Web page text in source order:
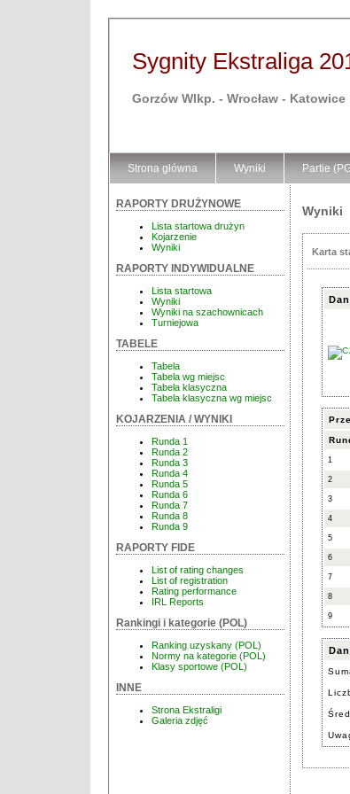
Sygnity Ekstraliga
Gorzów Wlkp. - Wrocław -
Strona główna Wyniki Partie
RAPORTY DRUŻYNOWE
Lista startowa drużyn
Kojarzenie
Wyniki
RAPORTY INDYWIDUALNE
Lista startowa
Wyniki
Wyniki na szachownicach
Turniejowa
TABELE
Tabela
Tabela wg miejsc
Tabela klasyczna
Tabela klasyczna wg miejsc
KOJARZENIA / WYNIKI
Runda 1
Runda 2
Runda 3
Runda 4
Runda 5
Runda 6
Runda 7
Runda 8
Runda 9
RAPORTY FIDE
List of rating changes
List of registration
Rating performance
IRL Reports
Rankingi i kategorie (POL)
Ranking uzyskany (POL)
Normy na kategorie (POL)
Klasy sportowe (POL)
INNE
Strona Ekstraligi
Galeria zdjęć
Wyniki
Karta
1
2
3
4
5
6
7
8
9